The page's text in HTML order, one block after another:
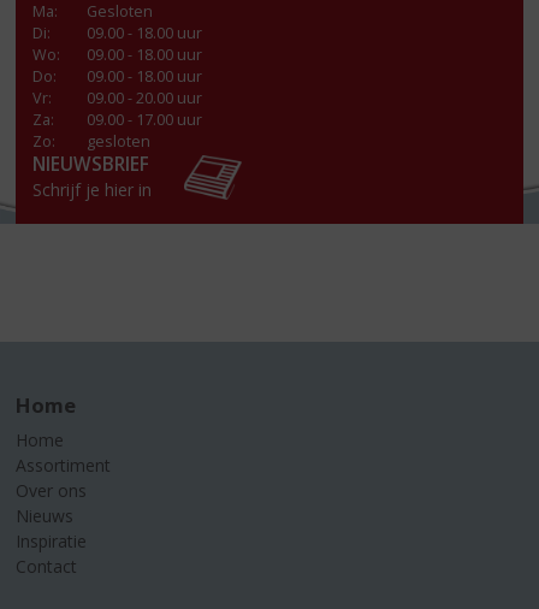
Ma:
Gesloten
Di:
09.00 - 18.00 uur
Wo:
09.00 - 18.00 uur
Do:
09.00 - 18.00 uur
Vr:
09.00 - 20.00 uur
Za:
09.00 - 17.00 uur
Zo:
gesloten
NIEUWSBRIEF
Schrijf je hier in
Home
Home
Assortiment
Over ons
Nieuws
Inspiratie
Contact